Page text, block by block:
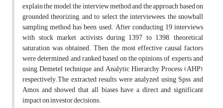
explain the model, the interview method and the approach based on
grounded theorizing, and to select the interviewees, the snowball
sampling method has been used. After conducting 19 interviews
with stock market activists during 1397 to 1398, theoretical
saturation was obtained. Then, the most effective causal factors
were determined and ranked based on the opinions of experts and
using Demetel technique and Analytic Hierarchy Process (AHP),
respectively.The extracted results were analyzed using Spss and
Amos and showed that all biases have a direct and significant
impact on investor decisions.